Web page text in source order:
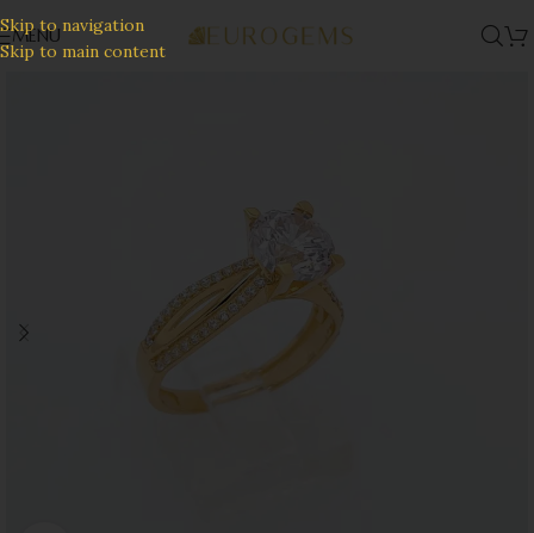
Skip to navigation
Skip to main content
MENU